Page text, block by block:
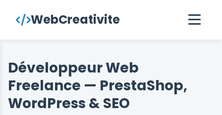
principalWebCreativite
Développeur Web
Freelance — PrestaShop,
WordPress & SEO